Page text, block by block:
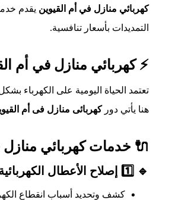
كهربائي منازل في أم القيوين يقدم
التمديدات بأسعار تنافسية.
⚡ كهربائي منازل في أم
تعتمد الحياة اليومية على الكهرباء
هنا يأتي دوركهربائى منازل فى أم
🔌 خدمات كهربائي منازل
🔹 1️⃣ إصلاح الأعطال الكهربائية
كشف وتحديد أسباب انقطاع